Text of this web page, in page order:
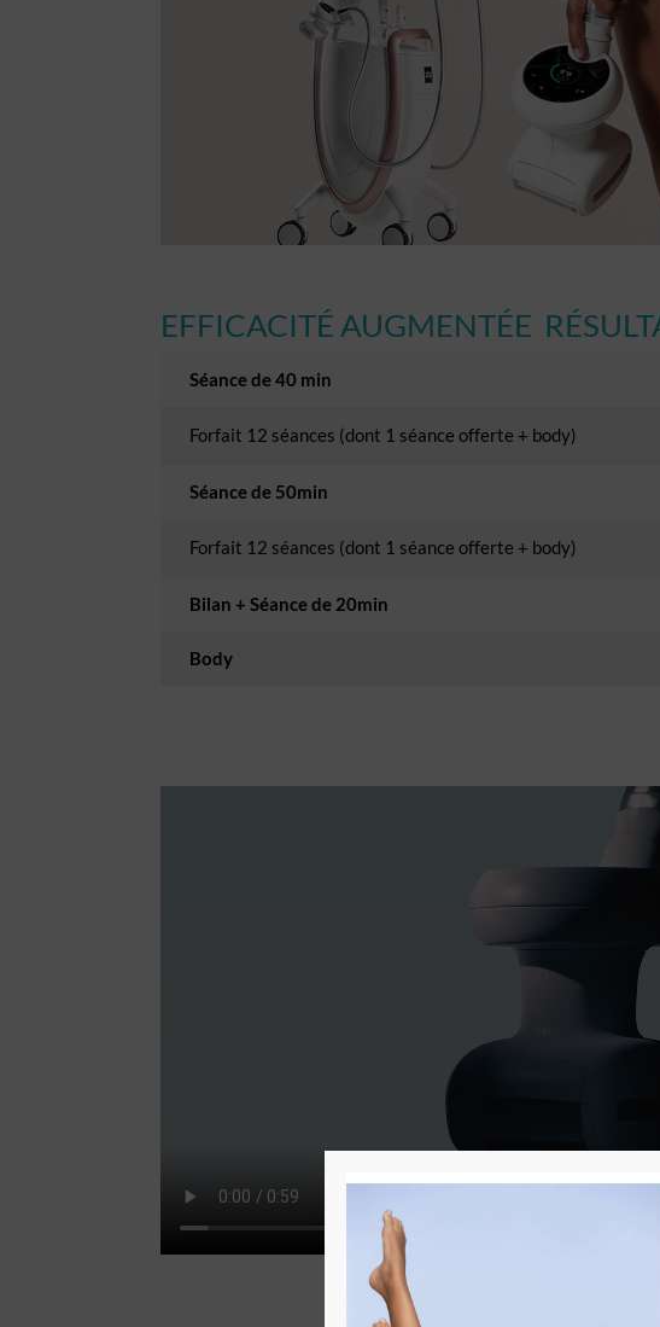
EFFICACITÉ AUGMENTÉE
Séance de 40 min
Forfait 12 séances (dont 1 séance offerte + body)
Séance de 50min
Forfait 12 séances (dont 1 séance offerte + body)
Bilan + Séance de 20min
Body